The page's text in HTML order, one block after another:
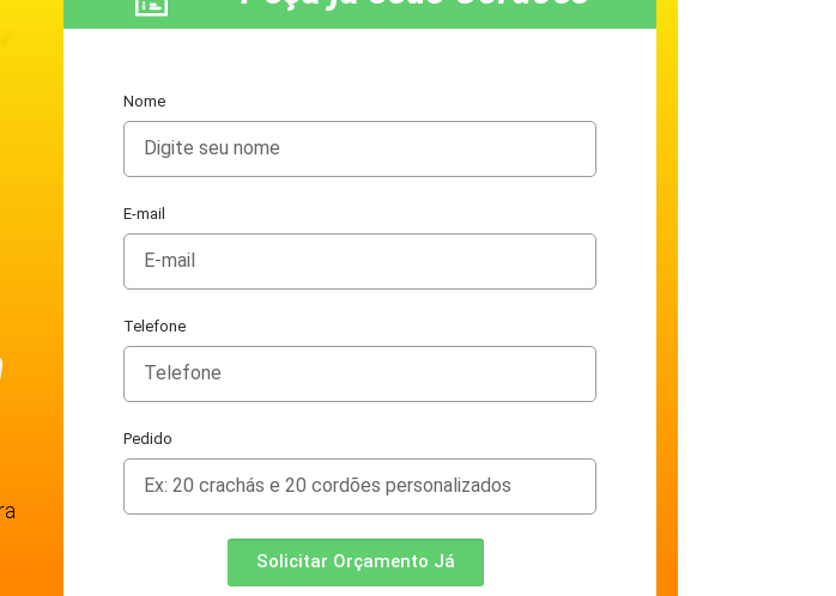
Nome
E-mail
Telefone
Pedido
Solicitar Orçamento Já